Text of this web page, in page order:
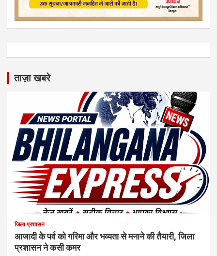
ताज़ा खबरे
जिला प्रशासन
आजादी के पर्व को गरिमा और भव्यता से मनाने की तैयारी, जिला
प्रशासन ने कसी कमर